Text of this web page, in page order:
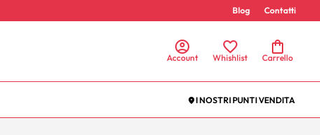
Blog Contatti
Account Whishlist Carrello
I NOSTRI PUNTI VENDITA